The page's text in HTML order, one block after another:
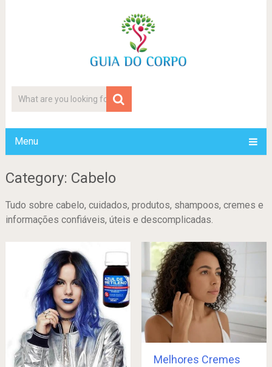
Menu
Category: Cabelo
Tudo sobre cabelo, cuidados, produtos, shampoos, cremes e
informações confiáveis, úteis e descomplicadas.
Melhores Cremes